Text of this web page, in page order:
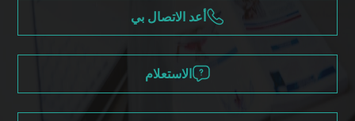
أعد الاتصال بي
الاستعلام